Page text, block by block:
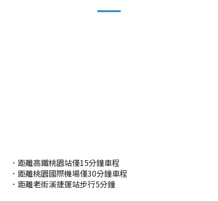
．距離高鐵桃園站僅15分鐘車程
．距離桃園國際機場僅30分鐘車程
．距離老街溪捷運站步行5分鐘